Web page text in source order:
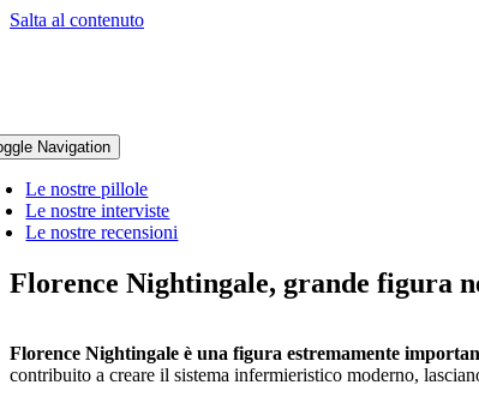
Salta al contenuto
Navigation
Le nostre pillole
Le nostre interviste
Le nostre recensioni
Florence Nightingale, grande figura
Florence Nightingale è una figura estremamente
contribuito a creare il sistema infermieristico moderno,